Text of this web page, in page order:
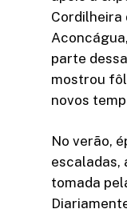
Cordilheira
parte
mostrou
novos
No verão,
escaladas,
tomada